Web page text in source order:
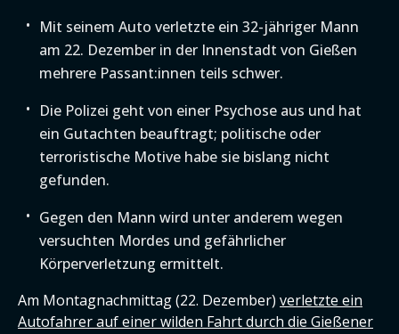
Mit seinem Auto verletzte ein 32-jähriger Mann
am 22. Dezember in der Innenstadt von Gießen
mehrere Passant:innen teils schwer.
Die Polizei geht von einer Psychose aus und hat
ein Gutachten beauftragt; politische oder
terroristische Motive habe sie bislang nicht
gefunden.
Gegen den Mann wird unter anderem wegen
versuchten Mordes und gefährlicher
Körperverletzung ermittelt.
Am Montagnachmittag (22. Dezember) verletzte ein
Autofahrer auf einer wilden Fahrt durch die Gießener